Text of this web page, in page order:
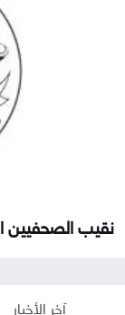
نقيب الصحفيين
آخر الأخبار